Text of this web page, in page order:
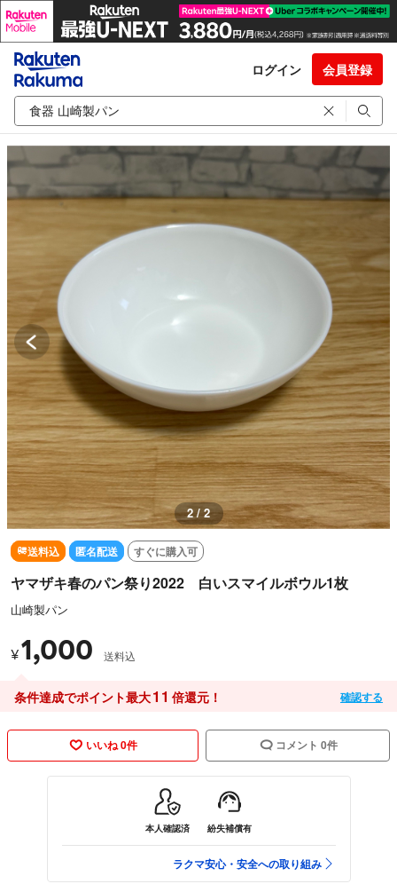
ログイン 会員登録
2 / 2
送料込 匿名配送 すぐに購入可
ヤマザキ春のパン祭り2022 白いスマイルボウル1枚
山崎製パン
¥1,000 送料込
条件達成でポイント最大11 倍還元！ 確認する
いいね 0件 コメント 0件
本人確認済 紛失補償有
ラクマ安心・安全への取り組み